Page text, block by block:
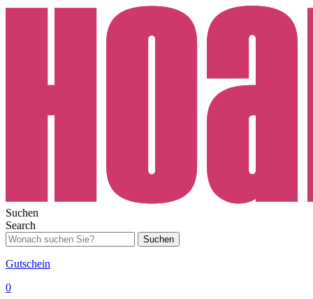
Suchen
Search
Suchen
Gutschein
0